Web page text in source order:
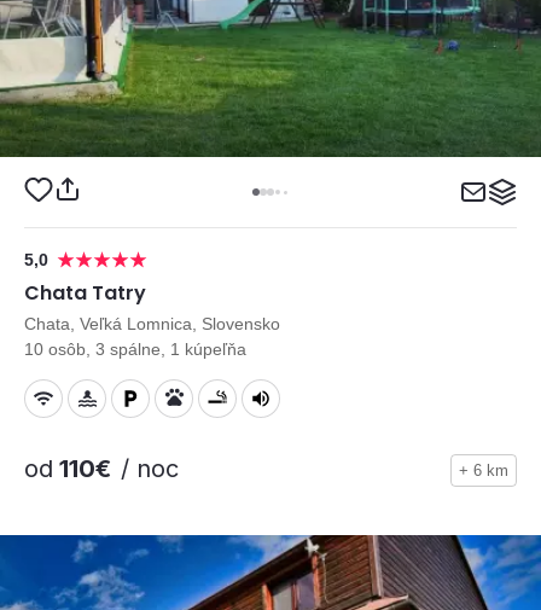
5,0
Chata Tatry
Chata, Veľká Lomnica, Slovensko
10 osôb, 3 spálne, 1 kúpeľňa
od 110€ / noc + 6 km